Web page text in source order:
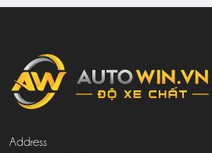
Address